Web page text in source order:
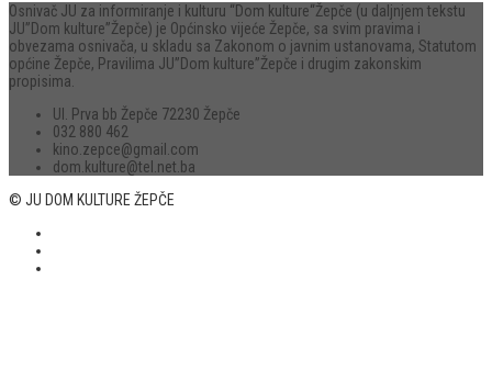
Osnivač JU za informiranje i kulturu “Dom kulture“Žepče (u daljnjem tekstu
JU”Dom kulture”Žepče) je Općinsko vijeće Žepče, sa svim pravima i
obvezama osnivača, u skladu sa Zakonom o javnim ustanovama, Statutom
općine Žepče, Pravilima JU”Dom kulture”Žepče i drugim zakonskim
propisima.
Ul. Prva bb Žepče 72230 Žepče
032 880 462
kino.zepce@gmail.com
dom.kulture@tel.net.ba
© JU DOM KULTURE ŽEPČE